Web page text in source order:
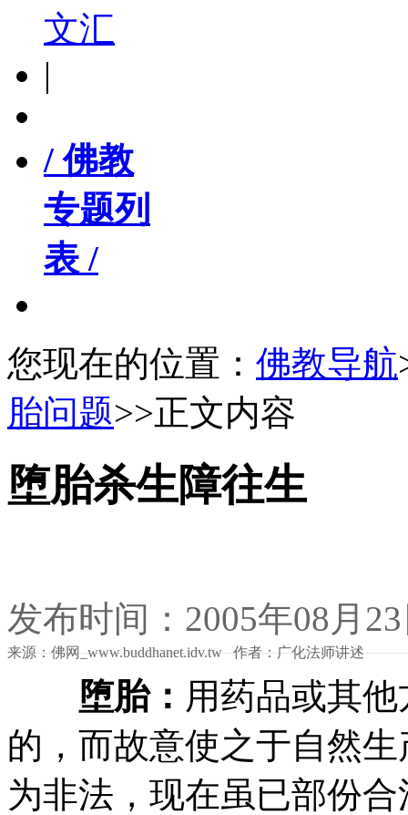
文汇
|
/ 佛教
专题列
表 /
您现在的位置： 佛教导航
胎问题>>正文内容
堕胎杀生障往生
发布时间：2005年08月
来源：佛网_www.buddhanet.idv.tw 作者：广化法师讲述
堕胎： 用药品或其
的，而故意使之于自然
为非法，现在虽已部份